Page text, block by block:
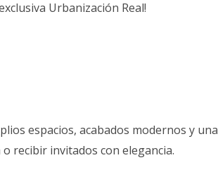
Urbanización Real!
espacios, acabados modernos y una
recibir invitados con elegancia.